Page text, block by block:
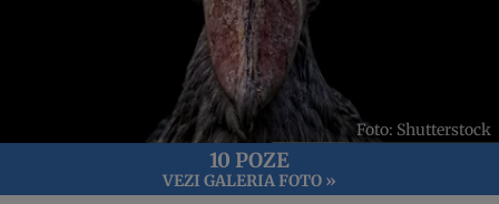
Foto: Shutterstock
10 POZE
VEZI GALERIA FOTO »